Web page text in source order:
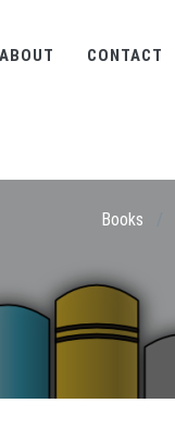
ABOUT CONTACT
Books